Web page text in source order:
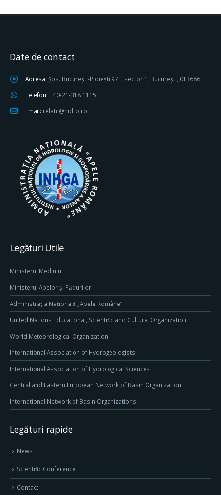
Date de contact
Adresa: Șos. București-Ploiești 97E, sector 1, București, 013686
Telefon: +40-21-318 1115
Email: relatii@hidro.ro
Legături Utile
Ministerul Mediului
Ministerul Apelor și Pădurilor
Administrația Națională „Apele Române”
United Nations Educational, Scientific and Cultural Organization
World Meteorological Organization
International Association of Hydrogeologists
International Association of Hydrological Sciences
Central and Eastern European Network of Basin Organization
International Network of Basin Organizations
Legături rapide
News
Scientific Conference
Contact